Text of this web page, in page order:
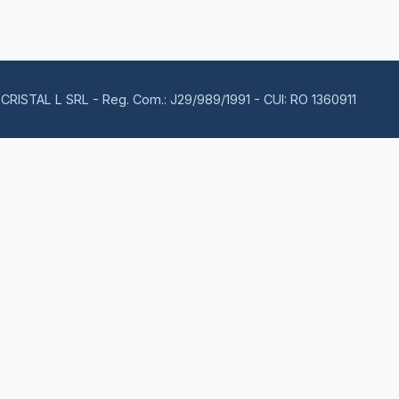
L SRL - Reg. Com.: J29/989/1991 - CUI: RO 1360911